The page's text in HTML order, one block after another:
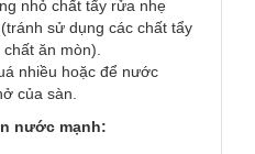
nhỏ chất tẩy rửa nhẹ
sử dụng các chất tẩy
ăn mòn).
nhiều hoặc để nước
của sàn.
nước mạnh: